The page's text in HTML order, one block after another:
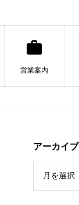
営業案内
アーカイブ